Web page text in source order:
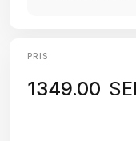
PRIS
1349.00